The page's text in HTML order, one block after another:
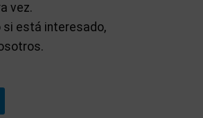
vez.
está interesado,